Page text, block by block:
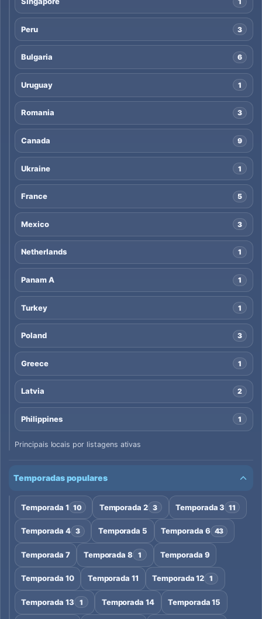
Peru 3
Bulgaria 6
Uruguay 1
Romania 3
Canada 9
Ukraine 1
France 5
Mexico 3
Netherlands 1
Panam A 1
Turkey 1
Poland 3
Greece 1
Latvia 2
Philippines 1
Principais locais por listagens ativas
Temporadas populares
Temporada 1 10 Temporada 2 3 Temporada 3 11
Temporada 4 3 Temporada 5 Temporada 6 43
Temporada 7 Temporada 8 1 Temporada 9
Temporada 10 Temporada 11 Temporada 12 1
Temporada 13 1 Temporada 14 Temporada 15